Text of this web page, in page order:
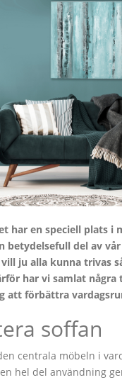
har en speciell plats i
betydelsefull del av
ju alla kunna trivas
har vi samlat några
att förbättra
soffan
centrala möbeln i
hel del användning